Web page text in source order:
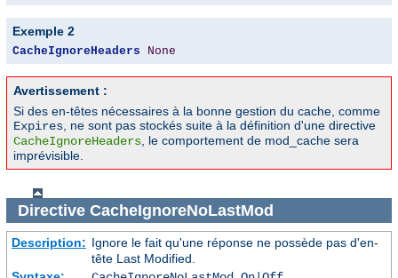
Exemple 2
CacheIgnoreHeaders None
Avertissement :
Si des en-têtes nécessaires à la bonne gestion du cache, comme
Expires , ne sont pas stockés suite à la définition d'une directive
CacheIgnoreHeaders , le comportement de mod_cache sera
imprévisible.
Directive CacheIgnoreNoLastMod
Description: Ignore le fait qu'une réponse ne possède pas d'en-
tête Last Modified.